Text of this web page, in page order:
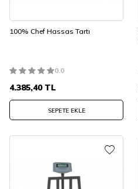
100% Chef Hassas Tartı
0.0
4.385,40TL
SEPETE EKLE